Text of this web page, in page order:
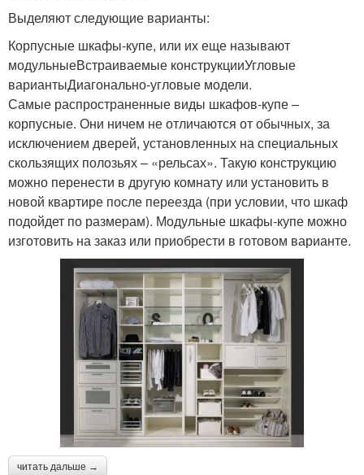
Выделяют следующие варианты:
Корпусные шкафы-купе, или их еще называют
модульныеВстраиваемые конструкцииУгловые
вариантыДиагонально-угловые модели.
Самые распространенные виды шкафов-купе –
корпусные. Они ничем не отличаются от обычных, за
исключением дверей, установленных на специальных
скользящих полозьях – «рельсах». Такую конструкцию
можно перенести в другую комнату или установить в
новой квартире после переезда (при условии, что шкаф
подойдет по размерам). Модульные шкафы-купе можно
изготовить на заказ или приобрести в готовом варианте.
читать дальше →